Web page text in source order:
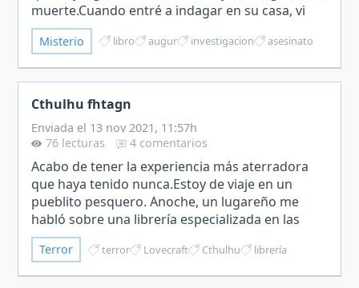
muerte.Cuando entré a indagar en su casa, vi
que había algunos periódicos apilados. Después
de leer…
Misterio libro augur investigacion asesinato
Cthulhu fhtagn
Enviada el 13 nov 2021, 11:57h
76 lecturas
4 comentarios
Acabo de tener la experiencia más aterradora
que haya tenido nunca.Estoy de viaje en un
pueblito pesquero. Anoche, un lugareño me
habló sobre una librería especializada en las
obras de Lovecraft. Me sentí entusiasmada, ya
que soy fan.Me prese…
Terror terror Lovecraft Cthulhu librería